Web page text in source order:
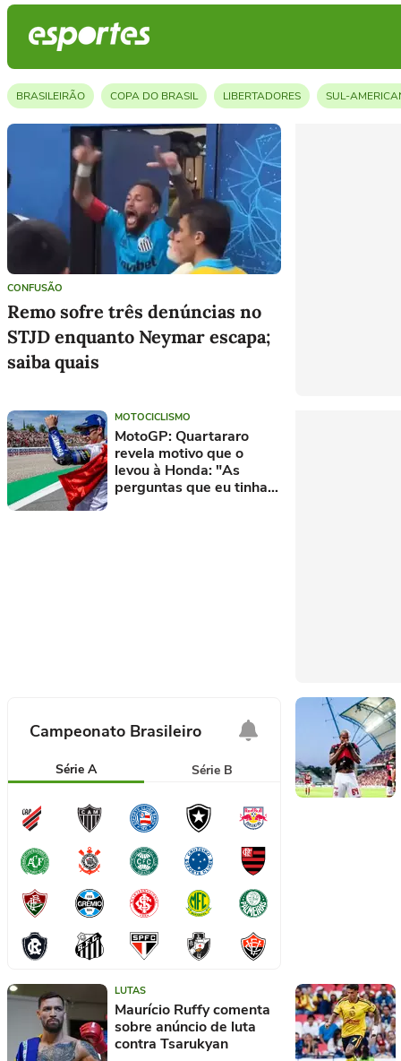
BRASILEIRÃO COPA DO BRASIL LIBERTADORES SUL-
STOCK CAR FÓRMULA1 COPA FEMININA
CONFUSÃO
Remo sofre três denúncias no
STJD enquanto Neymar escapa;
saiba quais
MOTOCICLISMO
MotoGP: Quartararo
revela motivo que o
levou à Honda: "As
perguntas que eu tinha
Campeonato Brasileiro
Série A Série B
LUTAS
Maurício Ruffy comenta
sobre anúncio de luta
contra Tsarukyan